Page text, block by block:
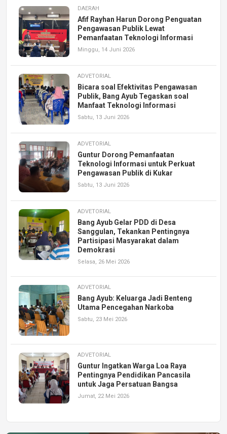
DAERAH
Afif Rayhan Harun Dorong Penguatan
Pengawasan Publik Lewat
Pemanfaatan Teknologi Informasi
Minggu, 14 Juni 2026
ADVETORIAL
Bicara soal Efektivitas Pengawasan
Publik, Bang Ayub Tegaskan soal
Manfaat Teknologi Informasi
Sabtu, 13 Juni 2026
ADVETORIAL
Guntur Dorong Pemanfaatan
Teknologi Informasi untuk Perkuat
Pengawasan Publik di Kukar
Sabtu, 13 Juni 2026
ADVETORIAL
Bang Ayub Gelar PDD di Desa
Sanggulan, Tekankan Pentingnya
Partisipasi Masyarakat dalam
Demokrasi
Selasa, 26 Mei 2026
ADVETORIAL
Bang Ayub: Keluarga Jadi Benteng
Utama Pencegahan Narkoba
Sabtu, 23 Mei 2026
ADVETORIAL
Guntur Ingatkan Warga Loa Raya
Pentingnya Pendidikan Pancasila
untuk Jaga Persatuan Bangsa
Jumat, 22 Mei 2026